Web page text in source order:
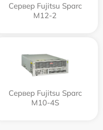
Сервер Fujitsu Sparc
M12-2
Сервер Fujitsu Sparc
M10-4S